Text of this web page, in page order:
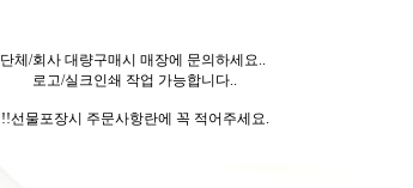
단체/회사 대량구매시 매장에 문의하세요..
로고/실크인쇄 작업 가능합니다..
!!선물포장시 주문사항란에 꼭 적어주세요.